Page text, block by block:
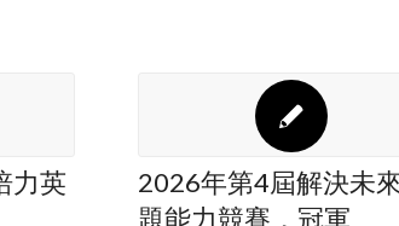
力英
2026年第4屆解決未
題能力競賽，冠軍